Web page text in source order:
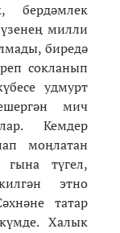
бердәмлек
милли
биредә
сокланып
удмурт
мич
Кемдер
моңлатан
гына түгел,
этно
татар
Халык